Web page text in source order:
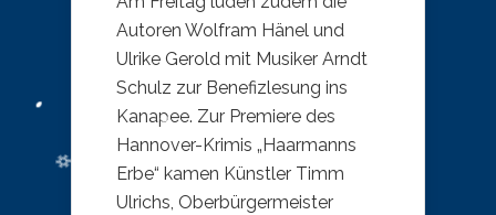
Autoren Wolfram Hänel und
Ulrike Gerold mit Musiker Arndt
Schulz zur Benefizlesung ins
Kanapee. Zur Premiere des
Hannover-Krimis „Haarmanns
Erbe“ kamen Künstler Timm
Ulrichs, Oberbürgermeister